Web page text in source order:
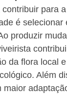
contribuir para
é selecionar
produzir
da flora local
Além
maior